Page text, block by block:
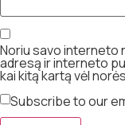
Noriu savo interneto
adresą ir interneto
kai kitą kartą vėl
Subscribe to our